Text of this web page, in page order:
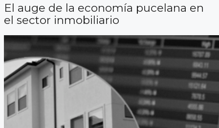
El auge de la economía pucelana en
el sector inmobiliario